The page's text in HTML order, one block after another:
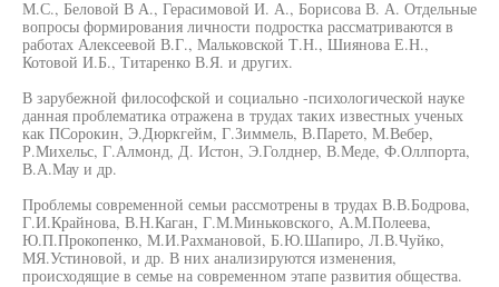
М.С., Беловой В А., Герасимовой И. А., Борисова В. А. Отдельные
вопросы формирования личности подростка рассматриваются в
работах Алексеевой В.Г., Мальковской Т.Н., Шиянова Е.Н.,
Котовой И.Б., Титаренко В.Я. и других.
В зарубежной философской и социально -психологической науке
данная проблематика отражена в трудах таких известных ученых
как ПСорокин, Э.Дюркгейм, Г.Зиммель, В.Парето, М.Вебер,
Р.Михельс, Г.Алмонд, Д. Истон, Э.Голднер, В.Меде, Ф.Оллпорта,
В.А.Мау и др.
Проблемы современной семьи рассмотрены в трудах В.В.Бодрова,
Г.И.Крайнова, В.Н.Каган, Г.М.Миньковского, А.М.Полеева,
Ю.П.Прокопенко, М.И.Рахмановой, Б.Ю.Шапиро, Л.В.Чуйко,
МЯ.Устиновой, и др. В них анализируются изменения,
происходящие в семье на современном этапе развития общества.